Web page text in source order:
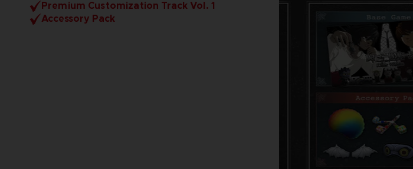
Premium Customization Track Vol. 1
Accessory Pack